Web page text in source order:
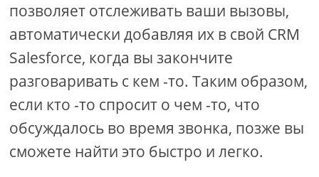
позволяет отслеживать ваши вызовы,
автоматически добавляя их в свой CRM
Salesforce, когда вы закончите
разговаривать с кем -то. Таким образом,
если кто -то спросит о чем -то, что
обсуждалось во время звонка, позже вы
сможете найти это быстро и легко.